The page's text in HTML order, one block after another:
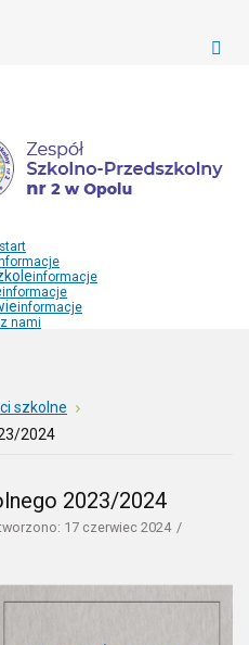
start
informacje
informacje
informacje
z nami
szkolne
2024
2023/2024
17 czerwiec 2024